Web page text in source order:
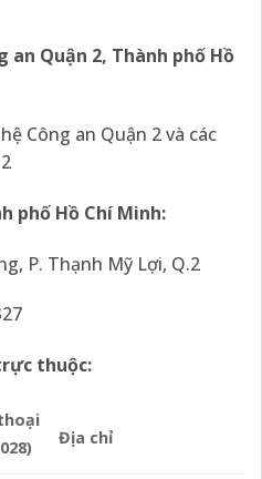
an Quận 2, Thành phố Hồ
Công an Quận 2 và các
phố Hồ Chí Minh:
P. Thạnh Mỹ Lợi, Q.2
thuộc:
Địa chỉ